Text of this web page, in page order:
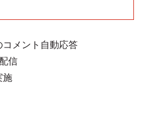
コメント自動応答
信
施